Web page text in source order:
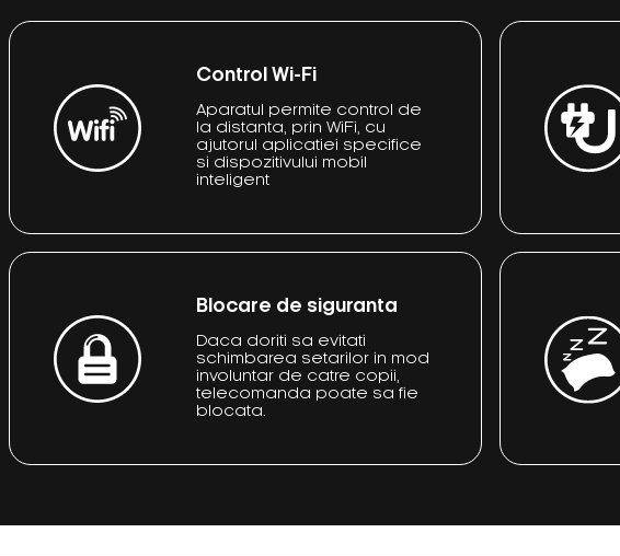
Control Wi-Fi
Aparatul permite control de
la distanta, prin WiFi, cu
ajutorul aplicatiei specifice
si dispozitivului mobil
inteligent
Blocare de siguranta
Daca doriti sa evitati
schimbarea setarilor in mod
involuntar de catre copii,
telecomanda poate sa fie
blocata.